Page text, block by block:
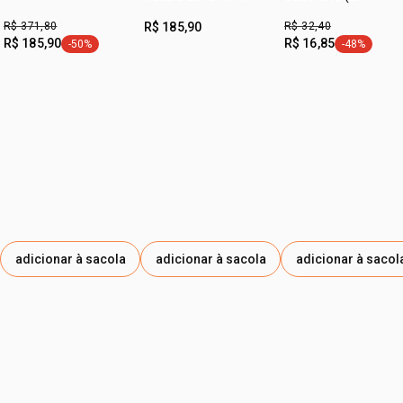
Ousadia 300 ml
R$ 371,80
R$ 185,90 etiqueta -50%
-50%
adicionar à sacola
R$ 185,90
adicionar à sacola
R$ 32,40
R$ 16,85 etiqueta -
-48%
adicionar à